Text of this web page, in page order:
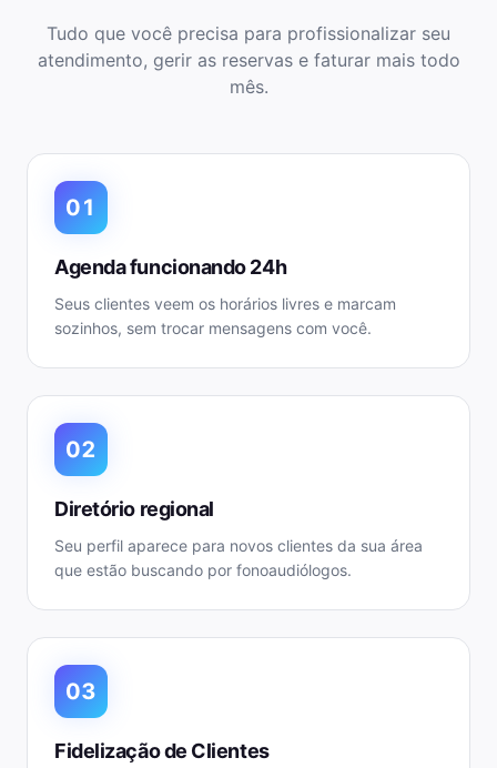
Tudo que você precisa para profissionalizar seu
atendimento, gerir as reservas e faturar mais todo
mês.
01
Agenda funcionando 24h
Seus clientes veem os horários livres e marcam
sozinhos, sem trocar mensagens com você.
02
Diretório regional
Seu perfil aparece para novos clientes da sua área
que estão buscando por fonoaudiólogos.
03
Fidelização de Clientes